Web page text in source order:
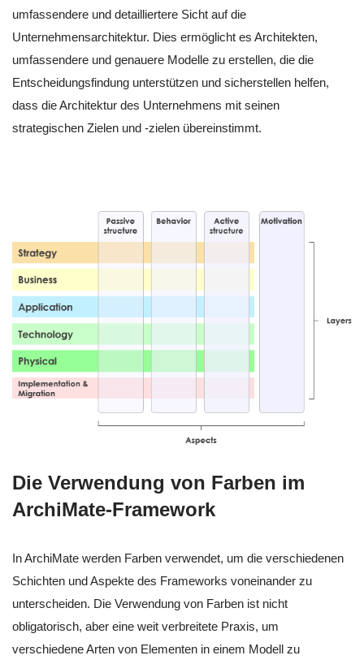
umfassendere und detailliertere Sicht auf die
Unternehmensarchitektur. Dies ermöglicht es Architekten,
umfassendere und genauere Modelle zu erstellen, die die
Entscheidungsfindung unterstützen und sicherstellen helfen,
dass die Architektur des Unternehmens mit seinen
strategischen Zielen und -zielen übereinstimmt.
Die Verwendung von Farben im
ArchiMate-Framework
In ArchiMate werden Farben verwendet, um die verschiedenen
Schichten und Aspekte des Frameworks voneinander zu
unterscheiden. Die Verwendung von Farben ist nicht
obligatorisch, aber eine weit verbreitete Praxis, um
verschiedene Arten von Elementen in einem Modell zu